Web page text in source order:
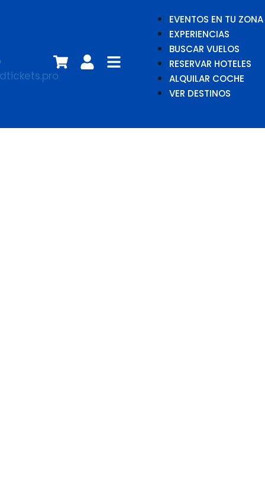
EVENTOS EN TU ZONA
EXPERIENCIAS
BUSCAR VUELOS
RESERVAR HOTELES
ALQUILAR COCHE
VER DESTINOS